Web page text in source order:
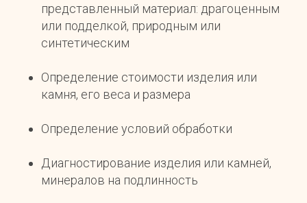
представленный материал: драгоценным
или подделкой, природным или
синтетическим
Определение стоимости изделия или
камня, его веса и размера
Определение условий обработки
Диагностирование изделия или камней,
минералов на подлинность